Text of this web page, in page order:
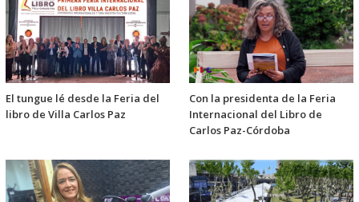
El tungue lé desde la Feria del
libro de Villa Carlos Paz
Con la presidenta de la Feria
Internacional del Libro de
Carlos Paz-Córdoba